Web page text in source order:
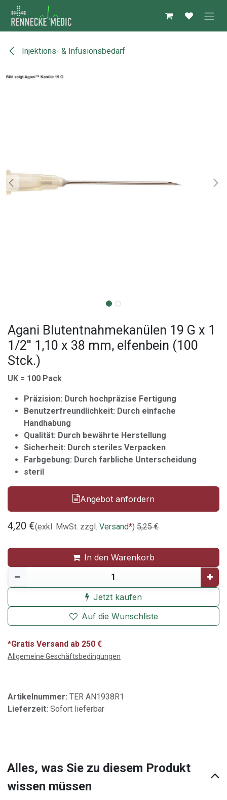
Zum Inhalt springen
Injektions- & Infusionsbedarf
Agani Blutentnahmekanülen 19 G x 1
1/2'' 1,10 x 38 mm, elfenbein (100
Stck.)
UK = 100 Pack
Präzision: Durch hochpräzise Fertigung
Benutzerfreundlichkeit: Durch einfache
Handhabung
Qualität: Durch bewährte Herstellung
Sicherheit: Durch steriles Verpacken
Farbgebung: Durch farbliche Unterscheidung
steril
Angebot anfordern
4,20 €(exkl. MwSt. zzgl. Versand*) 5,25€
In den Warenkorb
Jetzt kaufen
Auf die Wunschliste
*Gratis Versand ab 250 €
Allgemeine Geschäftsbedingungen
Artikelnummer: TER AN1938R1
Lieferzeit: Sofort lieferbar
Alles, was Sie zu diesem Produkt
wissen müssen